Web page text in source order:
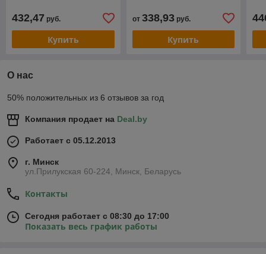
432,47 руб.
Купить
от 338,93руб.
Купить
О нас
50% положительных из 6 отзывов за год
Компания продает на Deal.by
Работает с 05.12.2013
г. Минск
ул.Прилукская 60-224, Минск, Беларусь
Контакты
Сегодня работает с 08:30 до 17:00
Показать весь график работы